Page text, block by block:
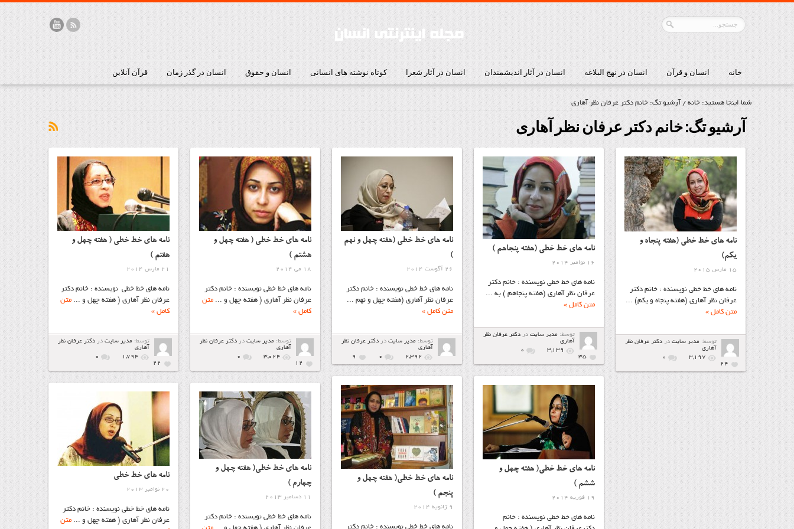
خانه انسان و قرآن انسان در نهج البلاغه انسان در آثار اندیشمندان انسان در آثار شعرا کوتاه نوشته های انسانی انسان و حقوق انسان در گذر زمان قرآن آنلاین
شما اینجا هستید: خانه / آرشیو تگ: خانم دکتر عرفان نظر آهاری
آرشیو تگ:خانم دکتر عرفان نظر آهاری
نامه های خط خطی (هفته پنجاه و
یکم)
15 مارس 2015
نامه های خط خطی نویسنده : خانم دکتر
عرفان نظر آهاری (هفته پنجاه و یکم) ...
متن کامل »
توسط: مدیر سایت در دكتر عرفان نظر
آهاري
3,197
۰
24
نامه های خط خطی (هفته پنجاهم )
16 نوامبر 2014
نامه های خط خطی نویسنده : خانم دکتر
عرفان نظر آهاری (هفته پنجاهم ) به ...
متن کامل »
توسط: مدیر سایت در دكتر عرفان نظر
آهاري
3,139
۰
35
نامه هاي خط خطی (هفته چهل و نهم
)
26 آگوست 2014
نامه هاي خط خطی نویسنده : خانم دکتر
عرفان نظر آهاری (هفته چهل و نهم ...
متن کامل »
توسط: مدیر سایت در دكتر عرفان نظر
آهاري
2,392
۰ 9
نامه هاي خط خطی ( هفته چهل و
هشتم )
18 می 2014
نامه هاي خط خطی نویسنده : خانم دکتر
عرفان نظر آهاری ( هفته چهل و ... متن
کامل »
توسط: مدیر سایت در دكتر عرفان نظر
آهاري
3,024
۰
12
نامه هاي خط خطی ( هفته چهل و
هفتم )
21 مارس 2014
نامه هاي خط خطی نویسنده : خانم دکتر
عرفان نظر آهاری ( هفته چهل و ... متن
کامل »
توسط: مدیر سایت در دكتر عرفان نظر
آهاري
1,794
۰
22
نامه هاي خط خطی( هفته چهل و
ششم )
19 فوریه 2014
نامه هاي خط خطی نویسنده : خانم
نامه هاي خط خطی( هفته چهل و
پنجم )
9 ژانویه 2014
نامه هاي خط خطی نویسنده : خانم دکتر
نامه هاي خط خطی( هفته چهل و
چهارم )
11 دسامبر 2013
نامه هاي خط خطی نویسنده : خانم دکتر
نامه هاي خط خطی
20 نوامبر 2013
نامه هاي خط خطی نویسنده : خانم دکتر
عرفان نظر آهاری ( هفته چهل و ... متن